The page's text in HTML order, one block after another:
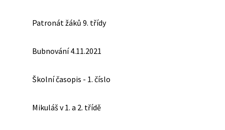
Patronát žáků 9. třídy
Bubnování 4.11.2021
Školní časopis - 1. číslo
Mikuláš v 1. a 2. třídě